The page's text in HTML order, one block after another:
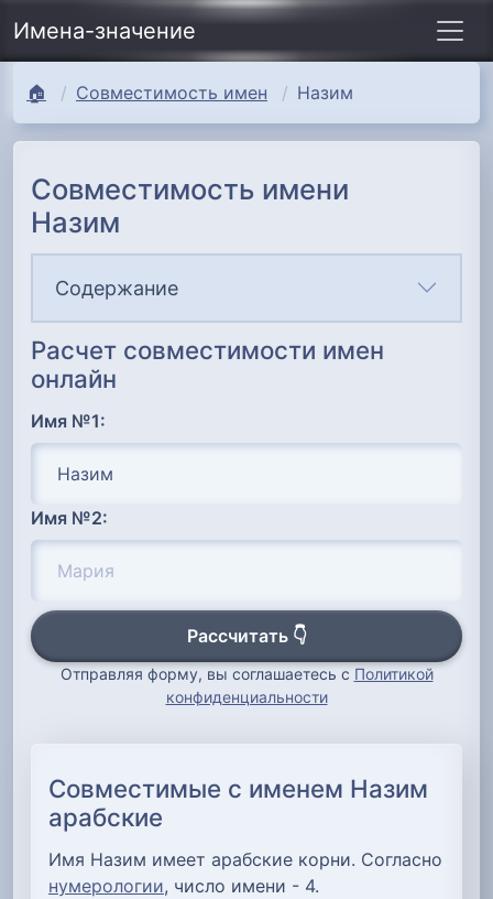
Имена-значение
🏠 Совместимость имен Назим
Совместимость имени
Назим
Содержание
Расчет совместимости имен
онлайн
Имя №1:
Имя №2:
Рассчитать 👇
Отправляя форму, вы соглашаетесь с Политикой
конфиденциальности
Совместимые с именем Назим
арабские
Имя Назим имеет арабские корни. Согласно
нумерологии, число имени - 4.